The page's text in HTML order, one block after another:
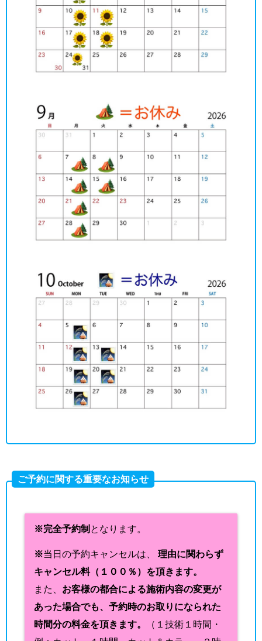
ご予約に関する重要なお知らせ
※完全予約制 となります。
※当日の予約キャンセルは、 理由に関わらず
キャンセル料（１００％）を頂きます。
また、 お客様の都合による施術内容の変更が
あった場合でも、予約時のお取りになられた
時間分の料金を頂きます。
（１技術１時間・